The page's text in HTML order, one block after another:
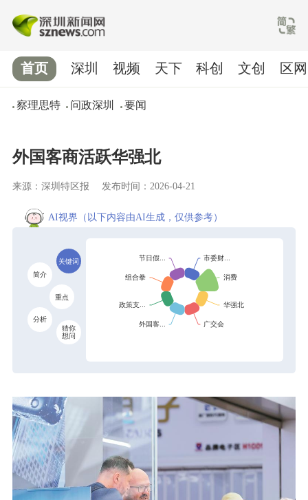
首页
察理思特 问政深圳 要闻
深圳 视频 天下 科创 文创 区网
外国客商活跃华强北
来源：深圳特区报 发布时间：2026-04-21
AI视界 （以下内容由AI生成，仅供参考）
关键词
简介
重点
分析
猜你
想问